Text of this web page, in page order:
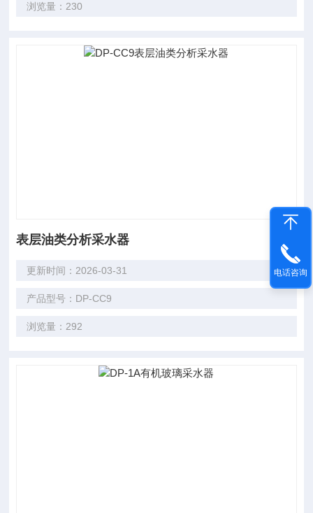
浏览量：230
表层油类分析采水器
更新时间：2026-03-31
产品型号：DP-CC9
浏览量：292
电话咨询